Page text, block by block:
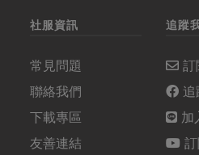
社服資訊
常見問題
聯絡我們
下載專區
友善連結
追蹤
訂
追
加